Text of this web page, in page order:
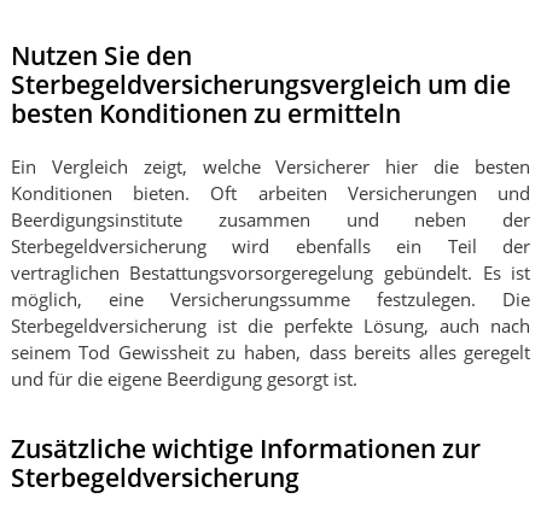
Nutzen Sie den
Sterbegeldversicherungsvergleich um die
besten Konditionen zu ermitteln
Ein Vergleich zeigt, welche Versicherer hier die besten
Konditionen bieten. Oft arbeiten Versicherungen und
Beerdigungsinstitute zusammen und neben der
Sterbegeldversicherung wird ebenfalls ein Teil der
vertraglichen Bestattungsvorsorgeregelung gebündelt. Es ist
möglich, eine Versicherungssumme festzulegen. Die
Sterbegeldversicherung ist die perfekte Lösung, auch nach
seinem Tod Gewissheit zu haben, dass bereits alles geregelt
und für die eigene Beerdigung gesorgt ist.
Zusätzliche wichtige Informationen zur
Sterbegeldversicherung